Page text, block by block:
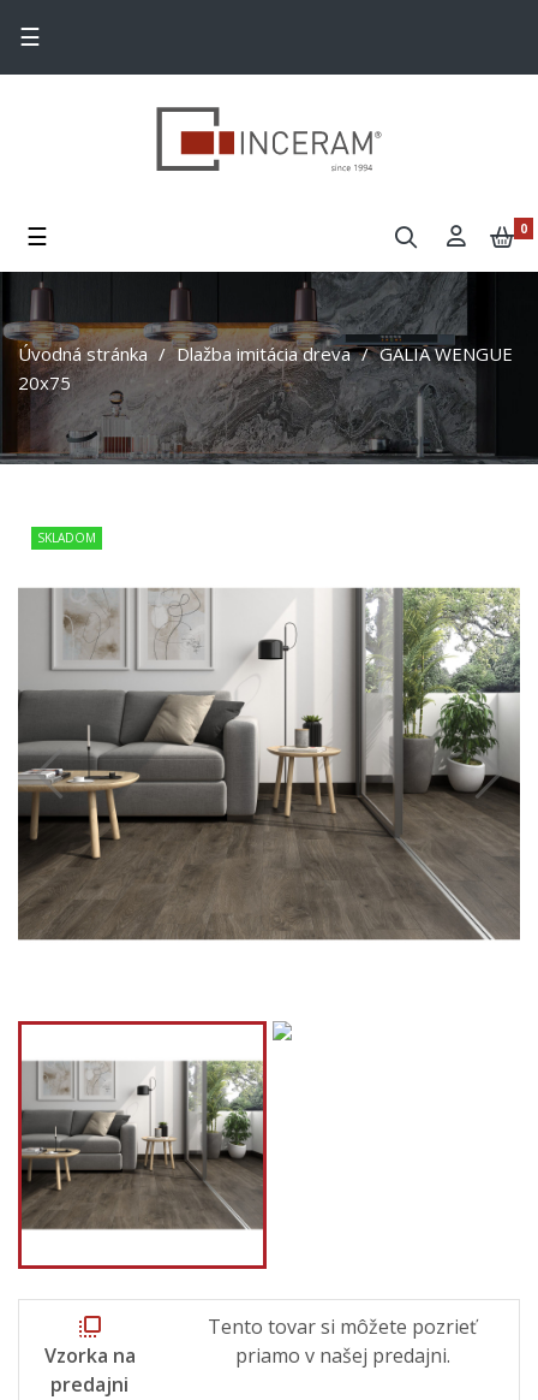
Toggle navigation
☰
Toggle navigation
☰ 0
Úvodná stránka Dlažba imitácia dreva
GALIA WENGUE
20x75
SKLADOM
flip_to_front
Vzorka na
predajni
Tento tovar si môžete pozrieť
priamo v našej predajni.